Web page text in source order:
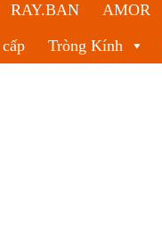
RAY.BAN AMOR
Tròng Kính